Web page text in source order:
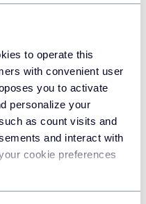
to operate this
with convenient user
you to activate
personalize your
as count visits and
and interact with
cookie preferences
la participación y los